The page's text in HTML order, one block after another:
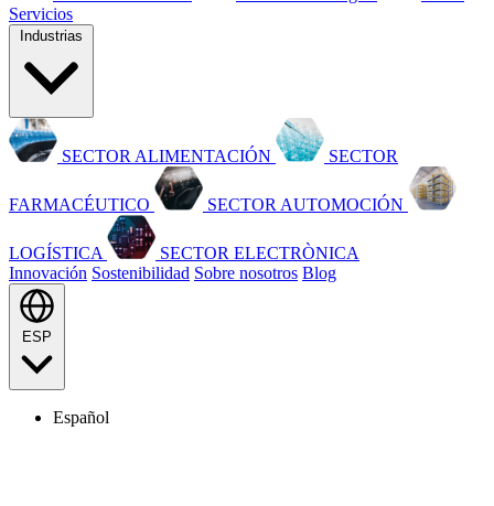
Servicios
SECTOR ALIMENTACIÓN SECTOR
FARMACÉUTICO SECTOR AUTOMOCIÓN
LOGÍSTICA
SECTOR ELECTRÒNICA
Innovación Sostenibilidad Sobre nosotros Blog
Español